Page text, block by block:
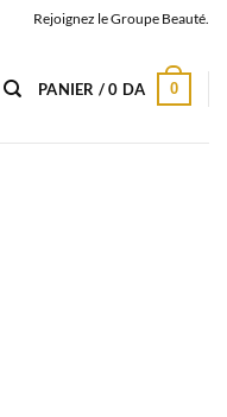
Rejoignez le Groupe Beauté.
PANIER /0 DA 0